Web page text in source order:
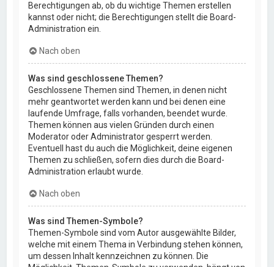
Berechtigungen ab, ob du wichtige Themen erstellen
kannst oder nicht; die Berechtigungen stellt die Board-
Administration ein.
Nach oben
Was sind geschlossene Themen?
Geschlossene Themen sind Themen, in denen nicht
mehr geantwortet werden kann und bei denen eine
laufende Umfrage, falls vorhanden, beendet wurde.
Themen können aus vielen Gründen durch einen
Moderator oder Administrator gesperrt werden.
Eventuell hast du auch die Möglichkeit, deine eigenen
Themen zu schließen, sofern dies durch die Board-
Administration erlaubt wurde.
Nach oben
Was sind Themen-Symbole?
Themen-Symbole sind vom Autor ausgewählte Bilder,
welche mit einem Thema in Verbindung stehen können,
um dessen Inhalt kennzeichnen zu können. Die